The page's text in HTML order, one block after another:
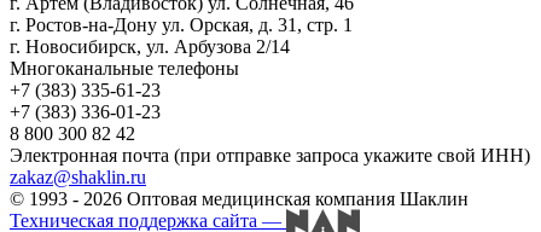
г. Ростов-на-Дону ул. Орская, д. 31, стр. 1
г. Новосибирск, ул. Арбузова 2/14
Многоканальные телефоны
+7 (383) 335-61-23
+7 (383) 336-01-23
8 800 300 82 42
Электронная почта (при отправке запроса укажите свой ИНН)
zakaz@shaklin.ru
© 1993 - 2026 Оптовая медицинская компания Шаклин
Техническая поддержка сайта —